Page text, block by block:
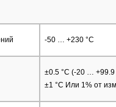
-50 … +230 °C
±0.5 °C (-20 … +99.9
±1 °C Или 1% от